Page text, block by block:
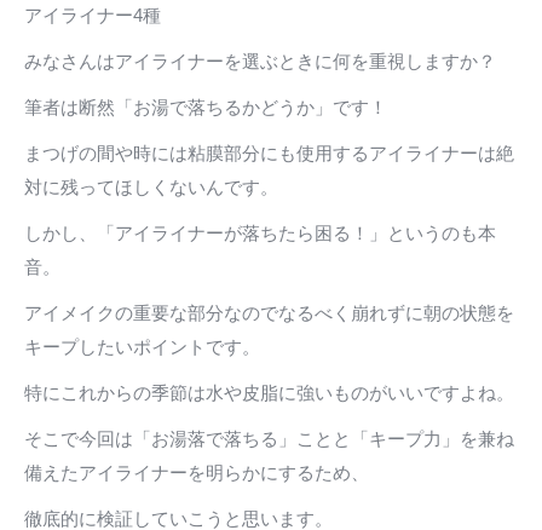
アイライナー4種
みなさんはアイライナーを選ぶときに何を重視しますか？
筆者は断然「お湯で落ちるかどうか」です！
まつげの間や時には粘膜部分にも使用するアイライナーは絶
対に残ってほしくないんです。
しかし、「アイライナーが落ちたら困る！」というのも本
音。
アイメイクの重要な部分なのでなるべく崩れずに朝の状態を
キープしたいポイントです。
特にこれからの季節は水や皮脂に強いものがいいですよね。
そこで今回は「お湯落で落ちる」ことと「キープ力」を兼ね
備えたアイライナーを明らかにするため、
徹底的に検証していこうと思います。